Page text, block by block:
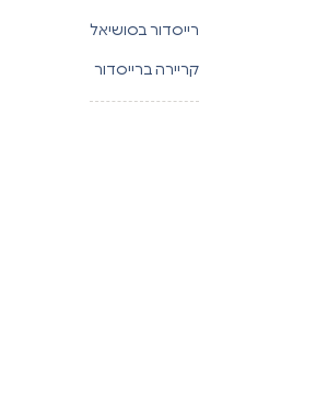
רייסדור בסושיאל
קריירה ברייסדור